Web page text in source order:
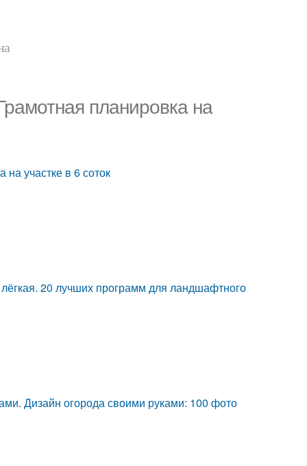
планировка на
участке в 6 соток
20 лучших программ для ландшафтного
Дизайн огорода своими руками: 100 фото